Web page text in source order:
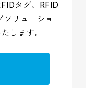
タグ、RFID
リューショ
します。